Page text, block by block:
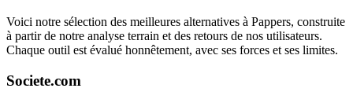
Voici notre sélection des meilleures alternatives à Pappers, construite
à partir de notre analyse terrain et des retours de nos utilisateurs.
Chaque outil est évalué honnêtement, avec ses forces et ses limites.
Societe.com